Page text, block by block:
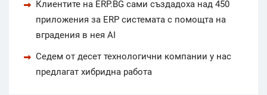
Клиентите на ERP.BG сами създадоха над 450
приложения за ERP системата с помощта на
вградения в нея AI
Седем от десет технологични компании у нас
предлагат хибридна работа